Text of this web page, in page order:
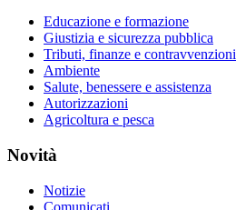
Educazione e formazione
Giustizia e sicurezza pubblica
Tributi, finanze e contravvenzioni
Ambiente
Salute, benessere e assistenza
Autorizzazioni
Agricoltura e pesca
Novità
Notizie
Comunicati